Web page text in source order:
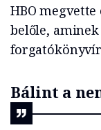
HBO
belőle,
Bálint a